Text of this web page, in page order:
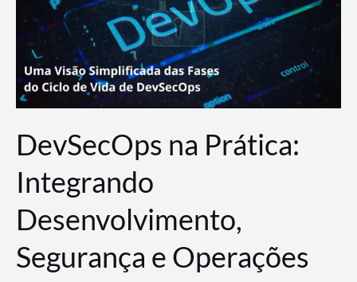
DevSecOps na Prática:
Integrando
Desenvolvimento,
Segurança e Operações